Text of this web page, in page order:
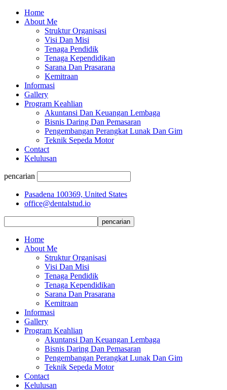
Home
About Me
Struktur Organisasi
Visi Dan Misi
Tenaga Pendidik
Tenaga Kependidikan
Sarana Dan Prasarana
Kemitraan
Informasi
Gallery
Program Keahlian
Akuntansi Dan Keuangan Lembaga
Bisnis Daring Dan Pemasaran
Pengembangan Perangkat Lunak Dan Gim
Teknik Sepeda Motor
Contact
Kelulusan
pencarian
Pasadena 100369, United States
office@dentalstud.io
Home
About Me
Struktur Organisasi
Visi Dan Misi
Tenaga Pendidik
Tenaga Kependidikan
Sarana Dan Prasarana
Kemitraan
Informasi
Gallery
Program Keahlian
Akuntansi Dan Keuangan Lembaga
Bisnis Daring Dan Pemasaran
Pengembangan Perangkat Lunak Dan Gim
Teknik Sepeda Motor
Contact
Kelulusan